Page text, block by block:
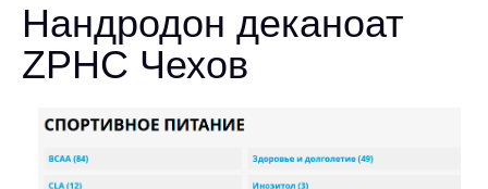
Нандродон деканоат
ZPHC Чехов